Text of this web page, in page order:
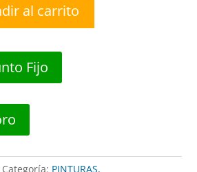
al carrito
Fijo
Categoría: PINTURAS,